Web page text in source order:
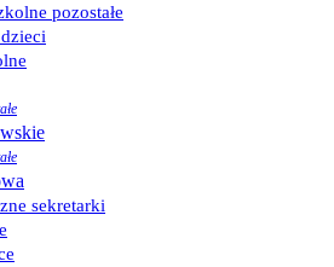
pozostałe
sekretarki